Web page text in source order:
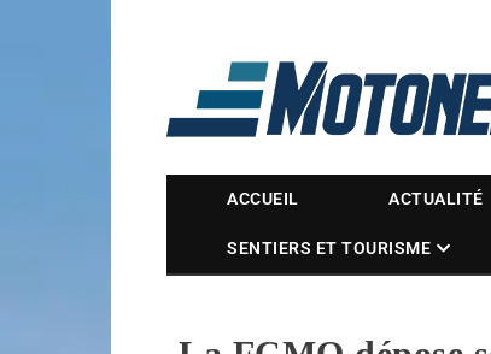
Magazine
ACCUEIL ACTUALITÉ
SENTIERS ET TOURISME